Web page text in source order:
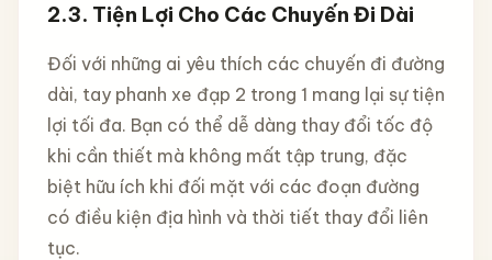
2.3. Tiện Lợi Cho Các Chuyến Đi Dài
Đối với những ai yêu thích các chuyến đi đường
dài, tay phanh xe đạp 2 trong 1 mang lại sự tiện
lợi tối đa. Bạn có thể dễ dàng thay đổi tốc độ
khi cần thiết mà không mất tập trung, đặc
biệt hữu ích khi đối mặt với các đoạn đường
có điều kiện địa hình và thời tiết thay đổi liên
tục.